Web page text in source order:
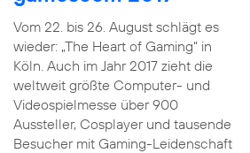
Vom 22. bis 26. August schlägt es
wieder: „The Heart of Gaming“ in
Köln. Auch im Jahr 2017 zieht die
weltweit größte Computer- und
Videospielmesse über 900
Aussteller, Cosplayer und tausende
Besucher mit Gaming-Leidenschaft